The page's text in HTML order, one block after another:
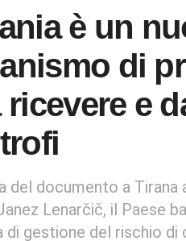
è un
di
ricevere e
del documento a
Lenarčič, il Paese
di gestione del rischio